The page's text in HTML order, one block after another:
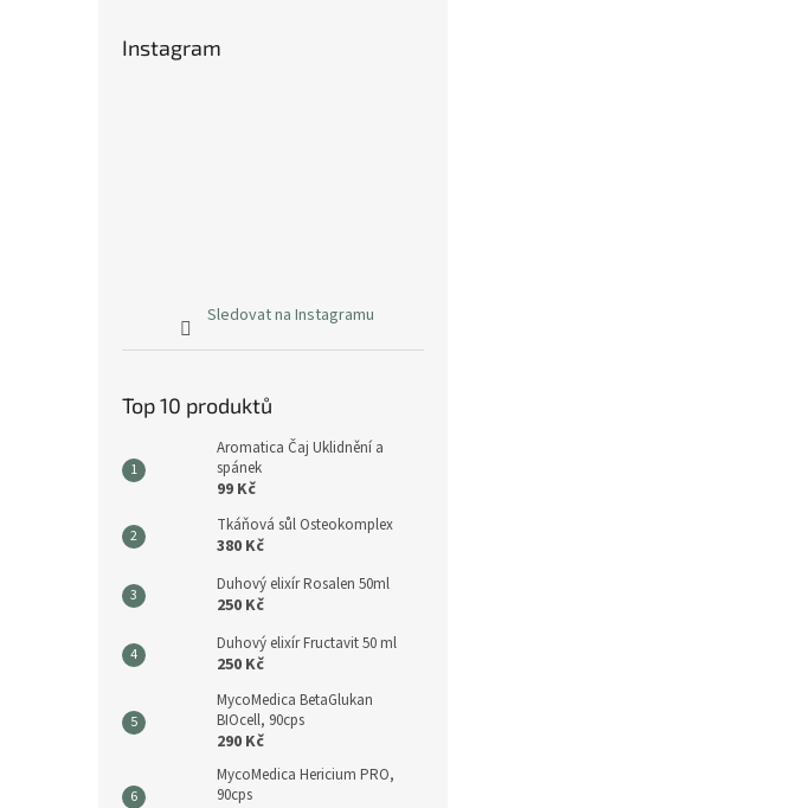
Instagram
Sledovat na Instagramu
Top 10 produktů
Aromatica Čaj Uklidnění a
spánek
99 Kč
Tkáňová sůl Osteokomplex
380 Kč
Duhový elixír Rosalen 50ml
250 Kč
Duhový elixír Fructavit 50 ml
250 Kč
MycoMedica BetaGlukan
BIOcell, 90cps
290 Kč
MycoMedica Hericium PRO,
90cps